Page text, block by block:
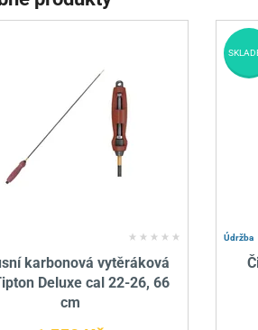
karbonová vytěráková
Deluxe cal 22-26, 66
cm
Údržba